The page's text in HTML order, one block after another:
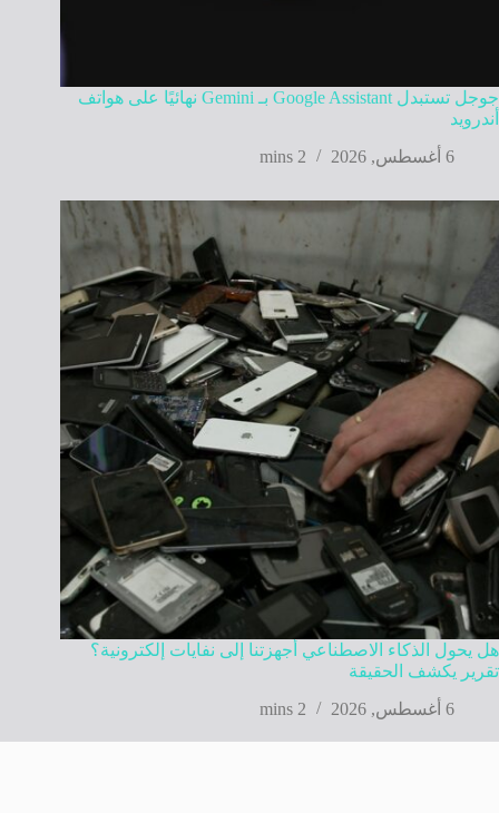
جوجل تستبدل Google Assistant بـ Gemini نهائيًا على هواتف
أندرويد
6 أغسطس, 2026
2 mins
هل يحول الذكاء الاصطناعي أجهزتنا إلى نفايات إلكترونية؟
تقرير يكشف الحقيقة
6 أغسطس, 2026
2 mins